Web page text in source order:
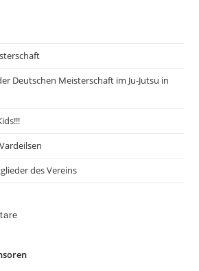
Deutschen Meisterschaft im Ju-Jutsu in
des Vereins